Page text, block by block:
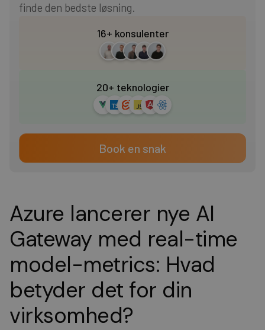
Azure lancerer nye AI
Gateway med real-time
model-metrics: Hvad
betyder det for din
virksomhed?
Heading 5
finde den bedste løsning.
16+ konsulenter
20+ teknologier
Book en snak